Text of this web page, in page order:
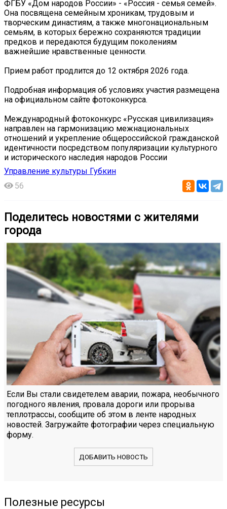
ФГБУ «Дом народов России» - «Россия - семья семей».
Она посвящена семейным хроникам, трудовым и
творческим династиям, а также многонациональным
семьям, в которых бережно сохраняются традиции
предков и передаются будущим поколениям
важнейшие нравственные ценности.
Прием работ продлится до 12 октября 2026 года.
Подробная информация об условиях участия размещена
на официальном сайте фотоконкурса.
Международный фотоконкурс «Русская цивилизация»
направлен на гармонизацию межнациональных
отношений и укрепление общероссийской гражданской
идентичности посредством популяризации культурного
и исторического наследия народов России
Управление культуры Губкин
56
Поделитесь новостями с жителями
города
Если Вы стали свидетелем аварии, пожара, необычного
погодного явления, провала дороги или прорыва
теплотрассы, сообщите об этом в ленте народных
новостей. Загружайте фотографии через специальную
форму.
ДОБАВИТЬ НОВОСТЬ
Полезные ресурсы